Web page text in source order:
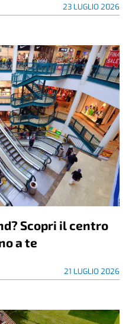
23 LUGLIO 2026
Scopri il centro
a te
21 LUGLIO 2026